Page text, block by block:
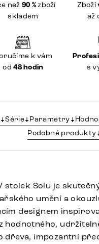
než 90 %zboží
skladem
Zboží
až
k vám
od48 hodin
s
Série Parametry
Podobné produkty
stolek Solu je
umění a
designem
hodnotného,
dřeva, impozantní